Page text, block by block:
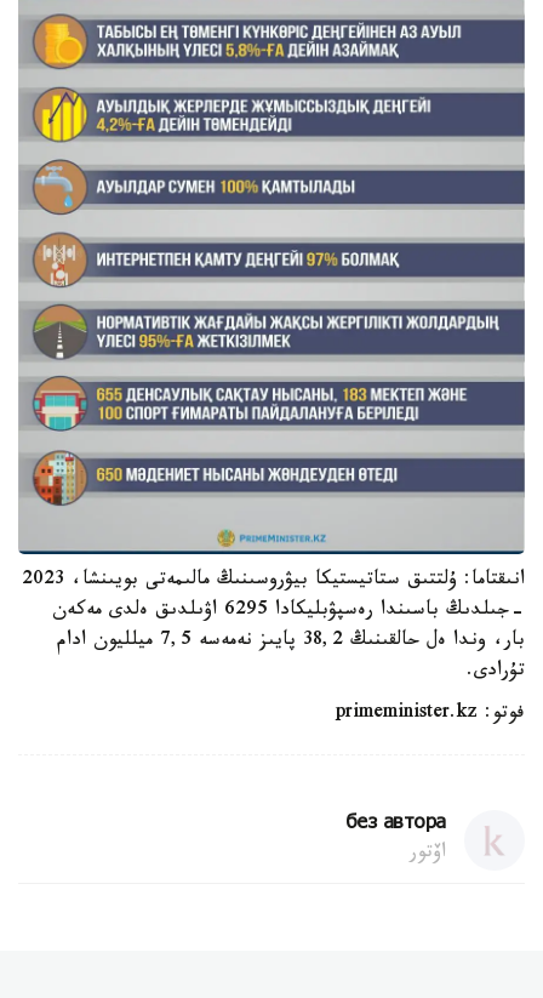
انىقتاما: ۇلتتىق ستاتيستيكا بيۋروسىنىڭ مالىمەتى بويىنشا، 2023
-جىلدىڭ باسىندا رەسپۋبليكادا 6295 اۋىلدىق ەلدى مەكەن
بار، وندا ەل حالقىنىڭ 38,2 پايىز نەمەسە 7,5 ميلليون ادام
تۇرادى.
فوتو: primeminister.kz
без автора
اۆتور